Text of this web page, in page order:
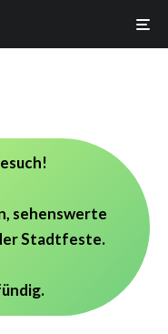
sehenswerte
Stadtfeste.